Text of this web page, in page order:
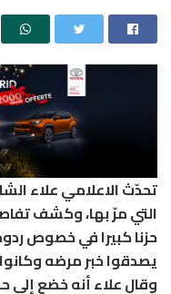
تحدّث الاعلامي علاء
التي مرّ بها، وكشف
حزنا كبيرا في خصوص
يصدقوا خبر مرضه
وقال علاء أنه خضع إلى